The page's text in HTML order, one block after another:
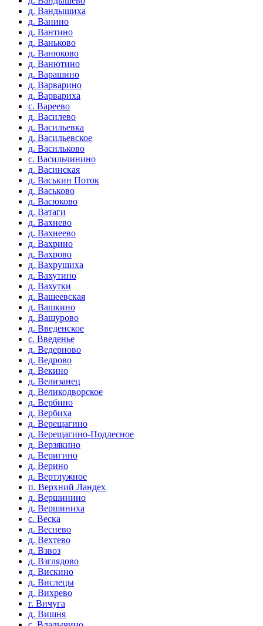
д. Вандышиха
д. Ванино
д. Вантино
д. Ваньково
д. Ванюково
д. Ванютино
д. Варашино
д. Варварино
д. Варвариха
с. Вареево
д. Василево
д. Васильевка
д. Васильевское
д. Васильково
с. Васильчинино
д. Васинская
д. Васькин Поток
д. Васьково
д. Васюково
д. Ватаги
д. Вахнево
д. Вахнеево
д. Вахрино
д. Вахрово
д. Вахрушиха
д. Вахутино
д. Вахутки
д. Вашеевская
д. Вашкино
д. Вашурово
д. Введенское
с. Введенье
д. Ведерново
д. Ведрово
д. Векино
д. Велизанец
д. Великодворское
д. Вербино
д. Вербиха
д. Верещагино
д. Верещагино-Подлесное
д. Верзякино
д. Веригино
д. Верино
д. Вертлужное
п. Верхний Ландех
д. Вершинино
д. Вершиниха
с. Веска
д. Веснево
д. Вехтево
д. Взвоз
д. Взглядово
д. Вискино
д. Вислецы
д. Вихрево
г. Вичуга
д. Вишня